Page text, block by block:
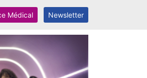
Médical Newsletter